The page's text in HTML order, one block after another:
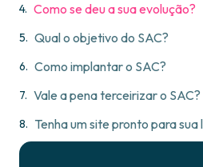
Como se deu a sua evolução?
Qual o objetivo do SAC?
Como implantar o SAC?
Vale a pena terceirizar o SAC?
Tenha um site pronto para